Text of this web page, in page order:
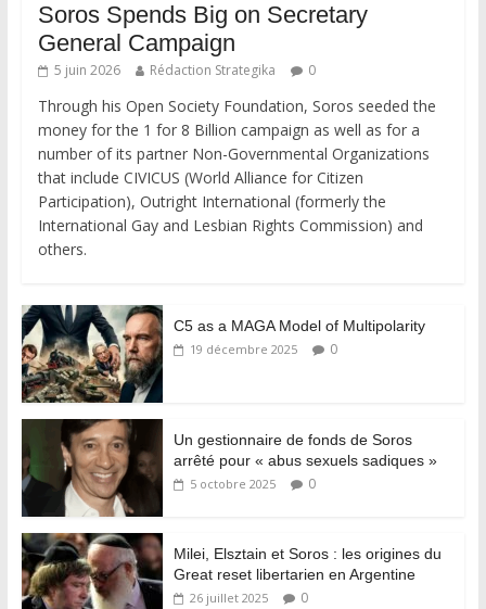
Soros Spends Big on Secretary
General Campaign
5 juin 2026 Rédaction Strategika 0
Through his Open Society Foundation, Soros seeded the
money for the 1 for 8 Billion campaign as well as for a
number of its partner Non-Governmental Organizations
that include CIVICUS (World Alliance for Citizen
Participation), Outright International (formerly the
International Gay and Lesbian Rights Commission) and
others.
C5 as a MAGA Model of Multipolarity
19 décembre 2025 0
Un gestionnaire de fonds de Soros
arrêté pour « abus sexuels sadiques »
5 octobre 2025 0
Milei, Elsztain et Soros : les origines du
Great reset libertarien en Argentine
26 juillet 2025 0